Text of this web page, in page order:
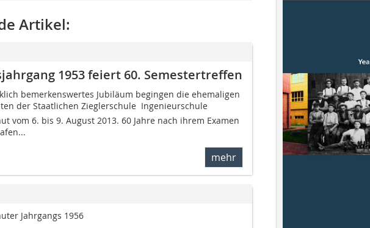
Artikel:
1953 feiert 60. Semestertreffen
bemerkenswertes Jubiläum begingen die ehemaligen
der Staatlichen Zieglerschule  Ingenieurschule
vom 6. bis 9. August 2013. 60 Jahre nach ihrem Examen
mehr
Jahrgangs 1956